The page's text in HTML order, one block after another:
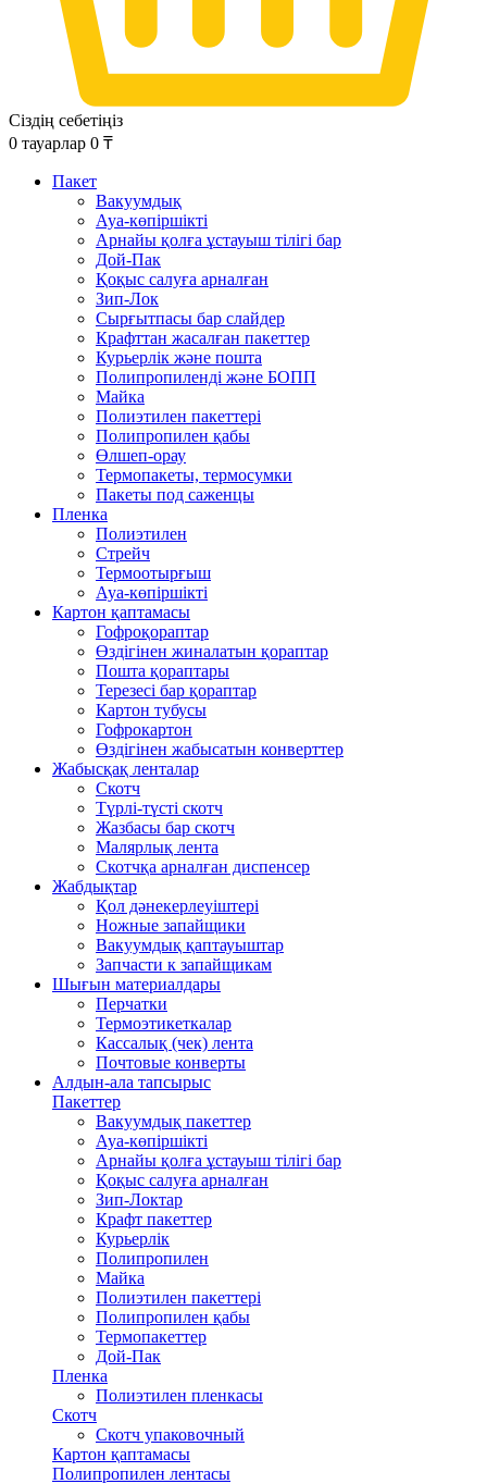
Сіздің себетіңіз
0 тауарлар 0 ₸
Пакет
Вакуумдық
Ауа-көпіршікті
Арнайы қолға ұстауыш тілігі бар
Дой-Пак
Қоқыс салуға арналған
Зип-Лок
Сырғытпасы бар слайдер
Крафттан жасалған пакеттер
Курьерлік және пошта
Полипропиленді және БОПП
Майка
Полиэтилен пакеттері
Полипропилен қабы
Өлшеп-орау
Термопакеты, термосумки
Пакеты под саженцы
Пленка
Полиэтилен
Стрейч
Термоотырғыш
Ауа-көпіршікті
Картон қаптамасы
Гофроқораптар
Өздігінен жиналатын қораптар
Пошта қораптары
Терезесі бар қораптар
Картон тубусы
Гофрокартон
Өздігінен жабысатын конверттер
Жабысқақ ленталар
Скотч
Түрлі-түсті скотч
Жазбасы бар скотч
Малярлық лента
Скотчқа арналған диспенсер
Жабдықтар
Қол дәнекерлеуіштері
Ножные запайщики
Вакуумдық қаптауыштар
Запчасти к запайщикам
Шығын материалдары
Перчатки
Термоэтикеткалар
Кассалық (чек) лента
Почтовые конверты
Алдын-ала тапсырыс
Пакеттер
Вакуумдық пакеттер
Ауа-көпіршікті
Арнайы қолға ұстауыш тілігі бар
Қоқыс салуға арналған
Зип-Локтар
Крафт пакеттер
Курьерлік
Полипропилен
Майка
Полиэтилен пакеттері
Полипропилен қабы
Термопакеттер
Дой-Пак
Пленка
Полиэтилен пленкасы
Скотч
Скотч упаковочный
Картон қаптамасы
Полипропилен лентасы